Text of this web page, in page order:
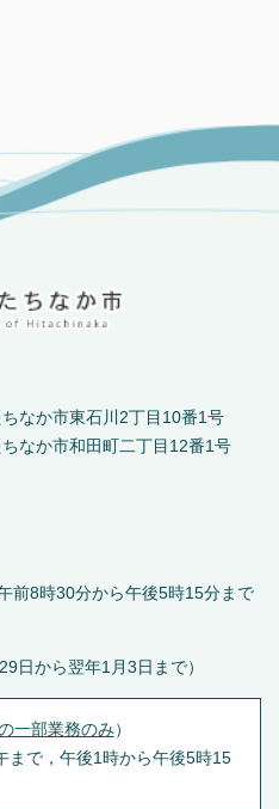
か市東石川2丁目10番1号
か市和田町二丁目12番1号
前8時30分から午後5時15分まで
日から翌年1月3日まで）
一部業務のみ ）
で，午後1時から午後5時15